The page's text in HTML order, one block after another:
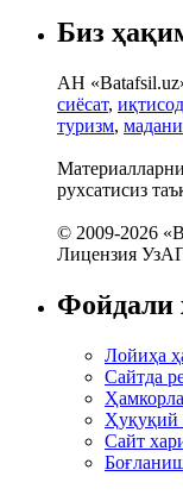
Биз
АН
сиёсат, иқтисод
туризм,
рухсатисиз
© 2009-2026
Лицензия
Фойдали
Лойиҳа
Сайтда
Ҳуқуқий
Сайт